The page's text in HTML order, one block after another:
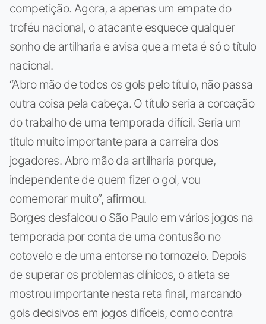
competição. Agora, a apenas um empate do
troféu nacional, o atacante esquece qualquer
sonho de artilharia e avisa que a meta é só o título
nacional.
“Abro mão de todos os gols pelo título, não passa
outra coisa pela cabeça. O título seria a coroação
do trabalho de uma temporada difícil. Seria um
título muito importante para a carreira dos
jogadores. Abro mão da artilharia porque,
independente de quem fizer o gol, vou
comemorar muito”, afirmou.
Borges desfalcou o São Paulo em vários jogos na
temporada por conta de uma contusão no
cotovelo e de uma entorse no tornozelo. Depois
de superar os problemas clínicos, o atleta se
mostrou importante nesta reta final, marcando
gols decisivos em jogos difíceis, como contra